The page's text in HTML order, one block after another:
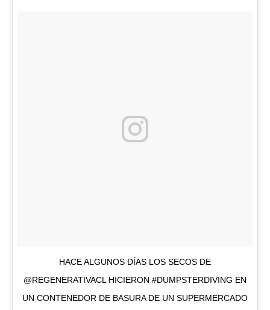
HACE ALGUNOS DÍAS LOS SECOS DE
@REGENERATIVACL HICIERON #DUMPSTERDIVING EN
UN CONTENEDOR DE BASURA DE UN SUPERMERCADO